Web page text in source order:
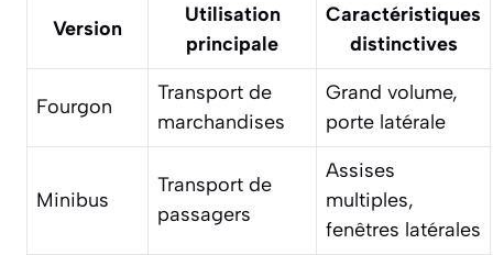
Version
Utilisation
principale
Caractéristiques
distinctives
Fourgon
Transport de
marchandises
Grand volume,
porte latérale
Minibus
Transport de
passagers
Assises
multiples,
fenêtres latérales